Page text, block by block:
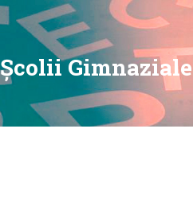
DE BIBLIOTECĂ
CATALOAGE ȘI
COLECȚII